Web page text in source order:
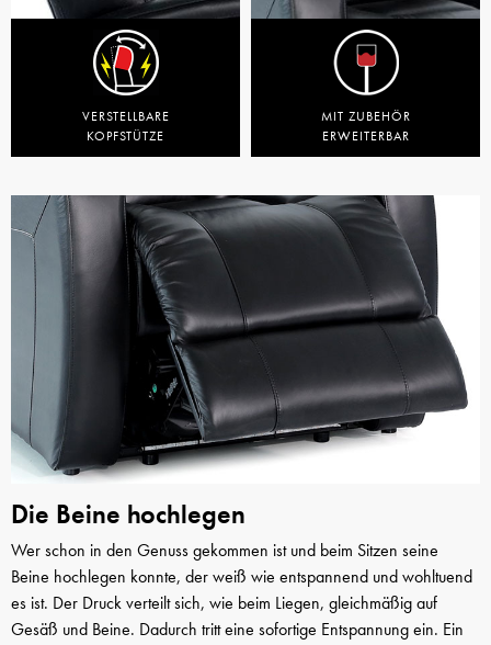
VERSTELLBARE
KOPFSTÜTZE
MIT ZUBEHÖR
ERWEITERBAR
Die Beine hochlegen
Wer schon in den Genuss gekommen ist und beim Sitzen seine
Beine hochlegen konnte, der weiß wie entspannend und wohltuend
es ist. Der Druck verteilt sich, wie beim Liegen, gleichmäßig auf
Gesäß und Beine. Dadurch tritt eine sofortige Entspannung ein. Ein